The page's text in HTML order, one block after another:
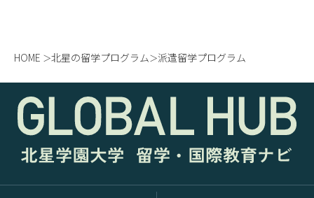
HOME 北星の留学プログラム 派遣留学プログラム